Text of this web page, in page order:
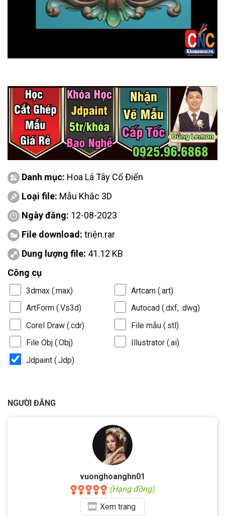
Danh mục: Hoa Lá Tây Cổ Điển
Loại file: Mẫu Khắc 3D
Ngày đăng: 12-08-2023
File download: triện.rar
Dung lượng file: 41.12 KB
Công cụ
3dmax (.max)
Artcam (.art)
ArtForm (.Vs3d)
Autocad (.dxf, .dwg)
Corel Draw (.cdr)
File mẫu (.stl)
File Obj (.Obj)
Illustrator (.ai)
Jdpaint (.Jdp)
NGƯỜI ĐĂNG
vuonghoanghn01
(Hạng đồng)
Xemtrang